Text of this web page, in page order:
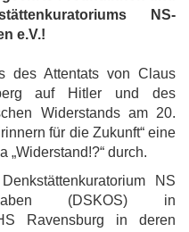
NS-
e.V.!
des Attentats von Claus
auf Hitler und des
Widerstands am 20.
für die Zukunft“ eine
„Widerstand!?“ durch.
NS
(DSKOS) in
Ravensburg in deren